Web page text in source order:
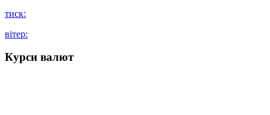
тиск:
вітер:
Курси валют